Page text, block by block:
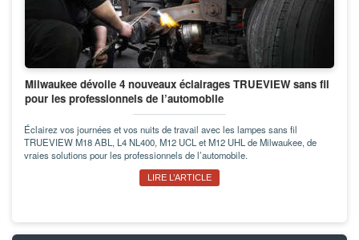
Milwaukee dévoile 4 nouveaux éclairages TRUEVIEW sans fil
pour les professionnels de l’automobile
Éclairez vos journées et vos nuits de travail avec les lampes sans fil
TRUEVIEW M18 ABL, L4 NL400, M12 UCL et M12 UHL de Milwaukee, de
vraies solutions pour les professionnels de l’automobile.
LIRE L’ARTICLE